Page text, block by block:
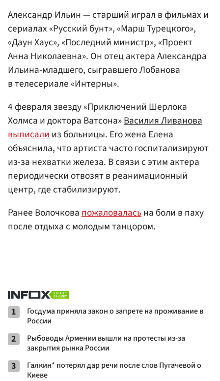
Александр Ильин — старший играл в фильмах и
сериалах «Русский бунт», «Марш Турецкого»,
«Даун Хаус», «Последний министр», «Проект
Анна Николаевна». Он отец актера Александра
Ильина-младшего, сыгравшего Лобанова
в телесериале «Интерны».
4 февраля звезду «Приключений Шерлока
Холмса и доктора Ватсона»Василия Ливанова
выписалииз больницы. Его жена Елена
объяснила, что артиста часто госпитализируют
из-за нехватки железа. В связи с этим актера
периодически отвозят в реанимационный
центр, где стабилизируют.
Ранее Волочковапожаловаласьна боли в паху
после отдыха с молодым танцором.
1
Госдума приняла закон о запрете на проживание в
России
2
Рыбоводы Армении вышли на протесты из-за
закрытия рынка России
3
Галкин* потерял дар речи после слов Пугачевой о
Киеве